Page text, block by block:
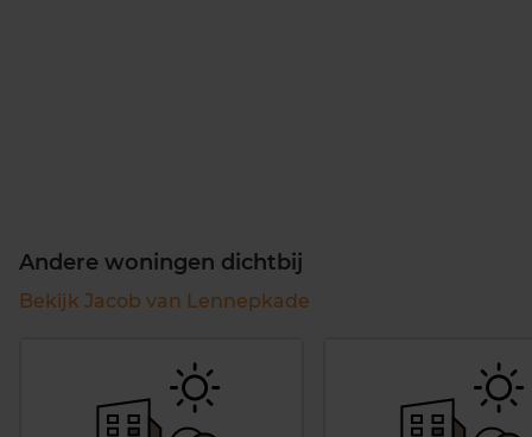
Andere woningen dichtbij
Bekijk Jacob van Lennepkade